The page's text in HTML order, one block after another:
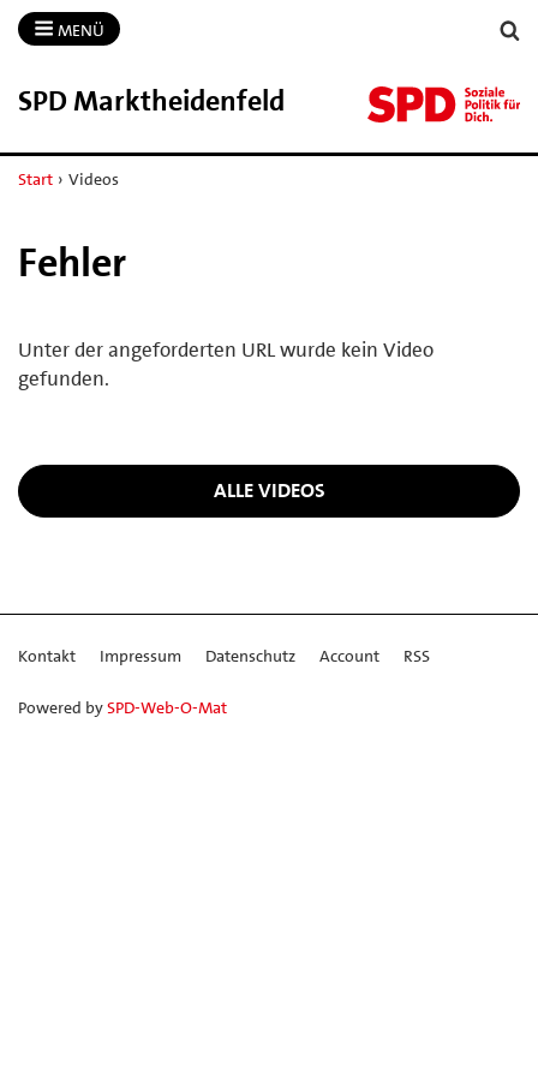
MENÜ
SPD Marktheidenfeld
Start › Videos
Fehler
Unter der angeforderten URL wurde kein Video
gefunden.
ALLE VIDEOS
Kontakt Impressum Datenschutz Account RSS
Powered bySPD-Web-O-Mat